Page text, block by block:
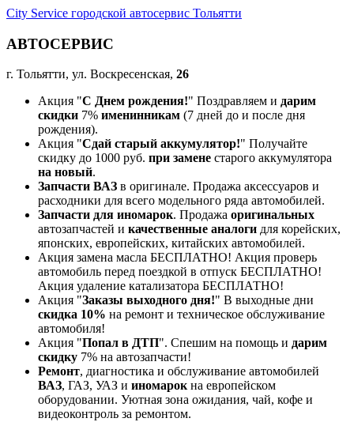
City Service городской автосервис Тольятти
АВТОСЕРВИС
г. Тольятти, ул. Воскресенская, 26
Акция "С Днем рождения!" Поздравляем и дарим
скидки 7% именинникам (7 дней до и после дня
рождения).
Акция "Сдай старый аккумулятор!" Получайте
скидку до 1000 руб. при замене старого аккумулятора
на новый.
Запчасти ВАЗ в оригинале. Продажа аксессуаров и
расходники для всего модельного ряда автомобилей.
Запчасти для иномарок. Продажа оригинальных
автозапчастей и качественные аналоги для корейских,
японских, европейских, китайских автомобилей.
Акция замена масла БЕСПЛАТНО! Акция проверь
автомобиль перед поездкой в отпуск БЕСПЛАТНО!
Акция удаление катализатора БЕСПЛАТНО!
Акция "Заказы выходного дня!" В выходные дни
скидка 10% на ремонт и техническое обслуживание
автомобиля!
Акция "Попал в ДТП". Спешим на помощь и дарим
скидку 7% на автозапчасти!
Ремонт, диагностика и обслуживание автомобилей
ВАЗ, ГАЗ, УАЗ и иномарокна европейском
оборудовании. Уютная зона ожидания, чай, кофе и
видеоконтроль за ремонтом.